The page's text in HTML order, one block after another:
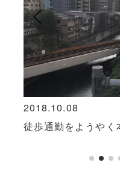
2018.10.08
徒歩通勤をようやく